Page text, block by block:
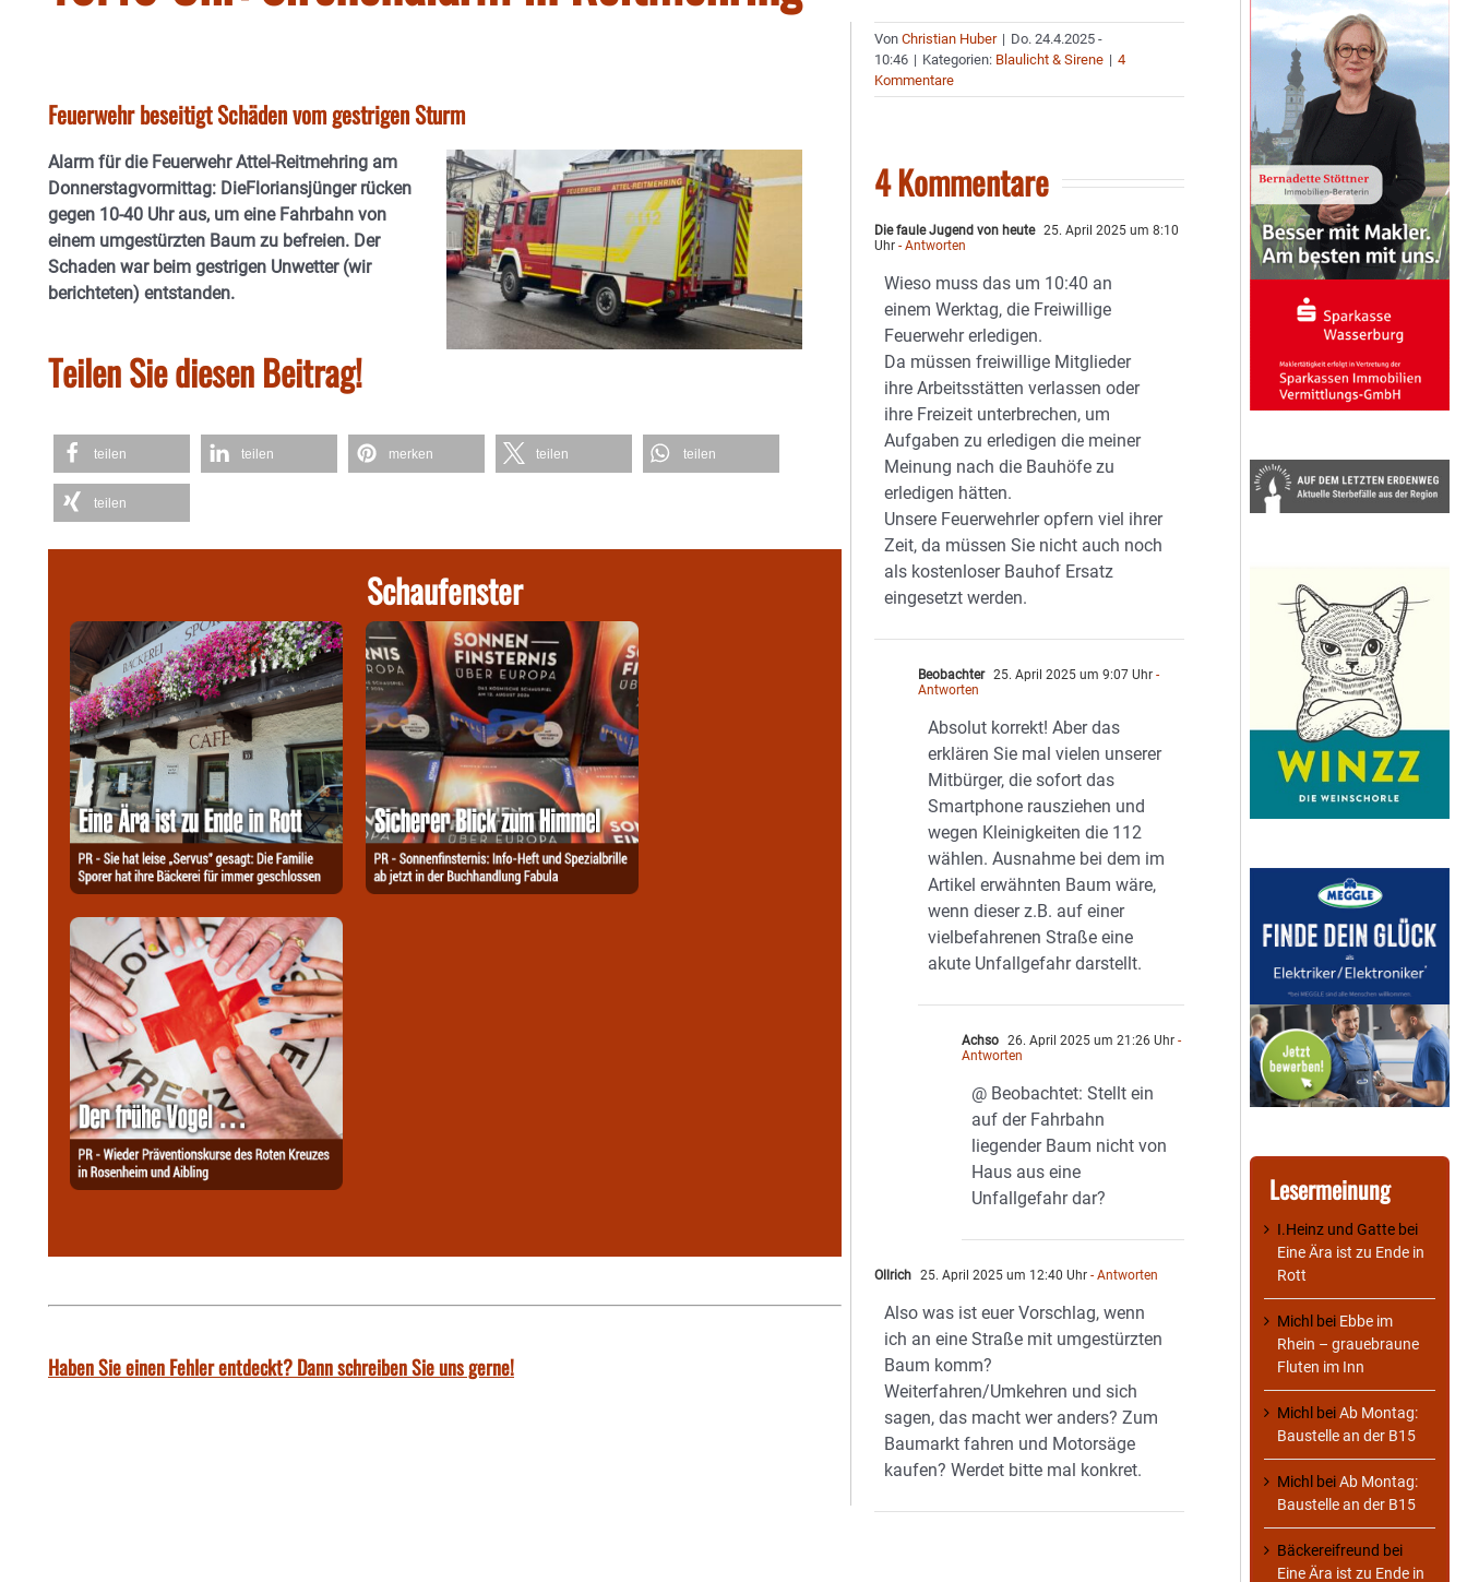
Feuerwehr beseitigt Schäden vom gestrigen Sturm
Alarm für die Feuerwehr Attel-Reitmehring am
Donnerstagvormittag: DieFloriansjünger rücken
gegen 10-40 Uhr aus, um eine Fahrbahn von
einem umgestürzten Baum zu befreien. Der
Schaden war beim gestrigen Unwetter (wir
berichteten) entstanden.
Teilen Sie diesen Beitrag!
teilen teilen merken teilen teilen
teilen
Schaufenster
Haben Sie einen Fehler entdeckt? Dann schreiben Sie uns gerne!
VonChristian Huber | Do. 24.4.2025 -
10:46 | Kategorien: Blaulicht & Sirene | 4
Kommentare
4 Kommentare
Die faule Jugend von heute 25. April 2025 um 8:10
Uhr - Antworten
Wieso muss das um 10:40 an
einem Werktag, die Freiwillige
Feuerwehr erledigen.
Da müssen freiwillige Mitglieder
ihre Arbeitsstätten verlassen oder
ihre Freizeit unterbrechen, um
Aufgaben zu erledigen die meiner
Meinung nach die Bauhöfe zu
erledigen hätten.
Unsere Feuerwehrler opfern viel ihrer
Zeit, da müssen Sie nicht auch noch
als kostenloser Bauhof Ersatz
eingesetzt werden.
Beobachter 25. April 2025 um 9:07 Uhr -
Antworten
Absolut korrekt! Aber das
erklären Sie mal vielen unserer
Mitbürger, die sofort das
Smartphone rausziehen und
wegen Kleinigkeiten die 112
wählen. Ausnahme bei dem im
Artikel erwähnten Baum wäre,
wenn dieser z.B. auf einer
vielbefahrenen Straße eine
akute Unfallgefahr darstellt.
Achso 26. April 2025 um 21:26 Uhr -
Antworten
@ Beobachtet: Stellt ein
auf der Fahrbahn
liegender Baum nicht von
Haus aus eine
Unfallgefahr dar?
Ollrich 25. April 2025 um 12:40 Uhr - Antworten
Also was ist euer Vorschlag, wenn
ich an eine Straße mit umgestürzten
Baum komm?
Weiterfahren/Umkehren und sich
sagen, das macht wer anders? Zum
Baumarkt fahren und Motorsäge
kaufen? Werdet bitte mal konkret.
Lesermeinung
I.Heinz und Gatte bei
Eine Ära ist zu Ende in
Rott
Michl bei Ebbe im
Rhein – grauebraune
Fluten im Inn
Michl beiAb Montag:
Baustelle an der B15
Michl beiAb Montag:
Baustelle an der B15
Bäckereifreund bei
Eine Ära ist zu Ende in